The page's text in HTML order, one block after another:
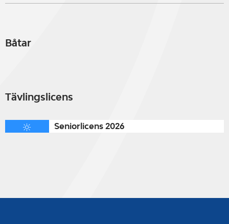
Båtar
Tävlingslicens
Seniorlicens 2026